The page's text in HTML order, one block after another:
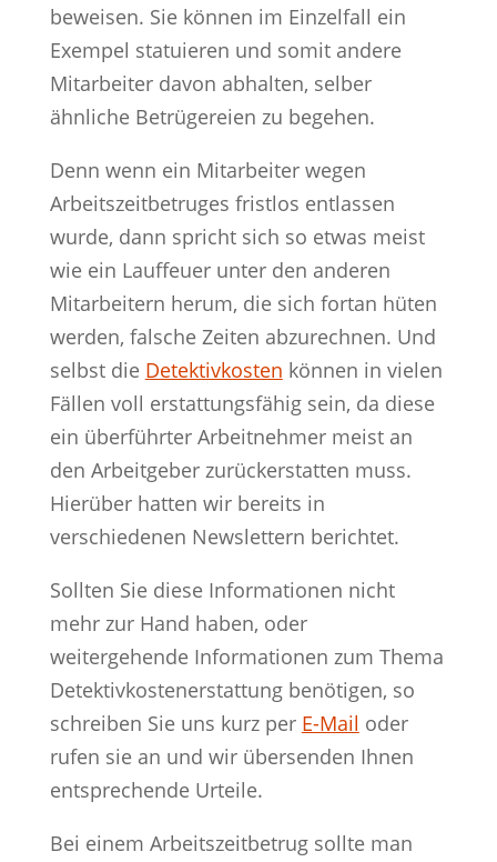
beweisen. Sie können im Einzelfall ein
Exempel statuieren und somit andere
Mitarbeiter davon abhalten, selber
ähnliche Betrügereien zu begehen.
Denn wenn ein Mitarbeiter wegen
Arbeitszeitbetruges fristlos entlassen
wurde, dann spricht sich so etwas meist
wie ein Lauffeuer unter den anderen
Mitarbeitern herum, die sich fortan hüten
werden, falsche Zeiten abzurechnen. Und
selbst die Detektivkosten können in vielen
Fällen voll erstattungsfähig sein, da diese
ein überführter Arbeitnehmer meist an
den Arbeitgeber zurückerstatten muss.
Hierüber hatten wir bereits in
verschiedenen Newslettern berichtet.
Sollten Sie diese Informationen nicht
mehr zur Hand haben, oder
weitergehende Informationen zum Thema
Detektivkostenerstattung benötigen, so
schreiben Sie uns kurz per E-Mail oder
rufen sie an und wir übersenden Ihnen
entsprechende Urteile.
Bei einem Arbeitszeitbetrug sollte man